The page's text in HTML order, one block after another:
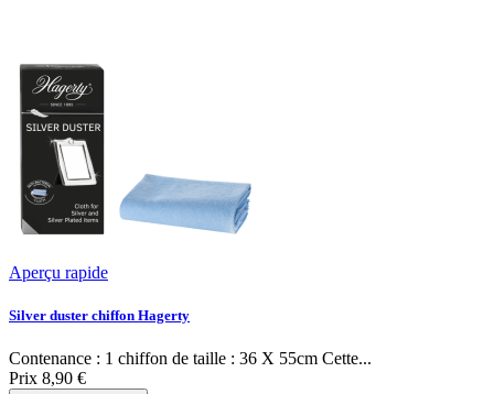
Aperçu rapide
Silver duster chiffon Hagerty
Contenance : 1 chiffon de taille : 36 X 55cm Cette...
Prix 8,90 €